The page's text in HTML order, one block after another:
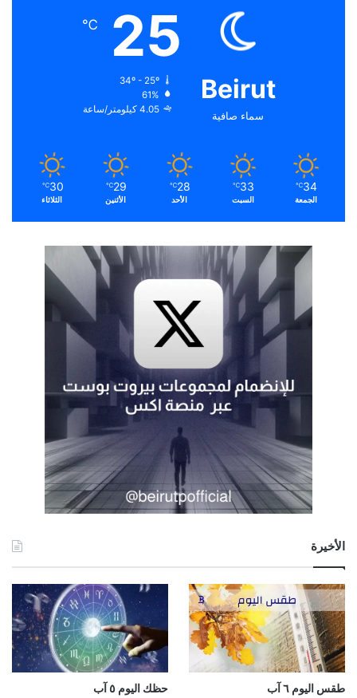
Beirut
سماء صافية
25
℃
34º - 25º
61%
4.05 كيلومتر/ساعة
34
℃
الجمعة
33
℃
السبت
28
℃
الأحد
29
℃
الأثنين
30
℃
الثلاثاء
الأخيرة
طقس اليوم ٦ آب حظك اليوم ٥ آب